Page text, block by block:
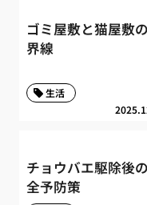
ゴミ屋敷と猫屋敷
界線
生活
チョウバエ駆除後
全予防策